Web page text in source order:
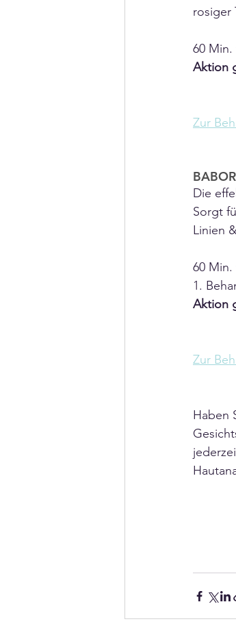
rosiger
60 Min.
Aktion
Zur
Die
Sorgt
Linien
60 Min.
1.
Aktion
Zur
Haben